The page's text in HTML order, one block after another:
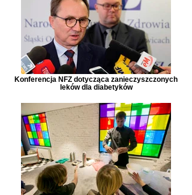
Konferencja NFZ dotycząca zanieczyszczonych
leków dla diabetyków